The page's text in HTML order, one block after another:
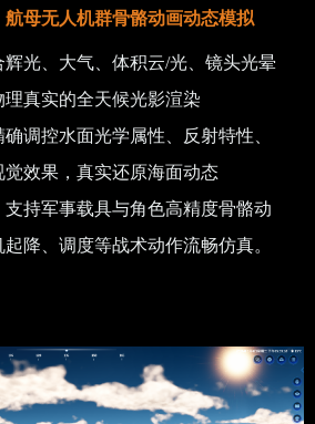
航母无人机群骨骼动画动态模拟
光、大气、体积云/光、镜头光晕
真实的全天候光影渲染
调控水面光学属性、反射特性、
效果，真实还原海面动态
持军事载具与角色高精度骨骼动
降、调度等战术动作流畅仿真。